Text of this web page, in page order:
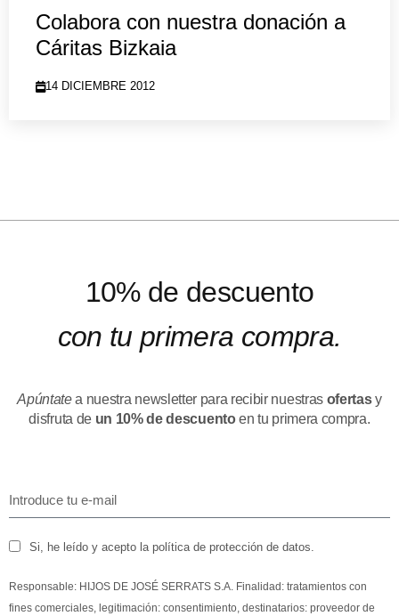
Colabora con nuestra donación a
Cáritas Bizkaia
14 DICIEMBRE 2012
10% de descuento
con tu primera compra.
Apúntatea nuestra newsletter para recibir nuestras ofertasy
disfruta de un 10% de descuentoen tu primera compra.
Si, he leído y acepto la política de protección de datos.
Responsable: HIJOS DE JOSÉ SERRATS S.A. Finalidad: tratamientos con
fines comerciales, legitimación: consentimiento, destinatarios: proveedor de